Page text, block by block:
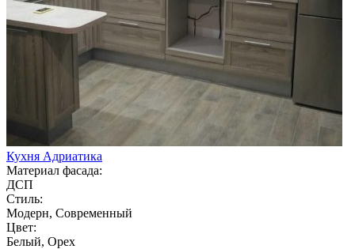
Кухня Адриатика
Материал фасада:
ДСП
Стиль:
Модерн, Современный
Цвет:
Белый, Орех